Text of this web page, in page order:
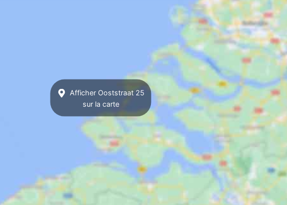
Afficher Ooststraat 25
sur la carte